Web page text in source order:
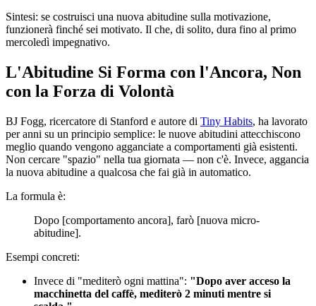
Sintesi: se costruisci una nuova abitudine sulla motivazione,
funzionerà finché sei motivato. Il che, di solito, dura fino al primo
mercoledì impegnativo.
L'Abitudine Si Forma con l'Ancora, Non
con la Forza di Volontà
BJ Fogg, ricercatore di Stanford e autore di Tiny Habits, ha lavorato
per anni su un principio semplice: le nuove abitudini attecchiscono
meglio quando vengono agganciate a comportamenti già esistenti.
Non cercare "spazio" nella tua giornata — non c'è. Invece, aggancia
la nuova abitudine a qualcosa che fai già in automatico.
La formula è:
Dopo [comportamento ancora], farò [nuova micro-
abitudine].
Esempi concreti:
Invece di "mediterò ogni mattina": "Dopo aver acceso la
macchinetta del caffè, mediterò 2 minuti mentre si